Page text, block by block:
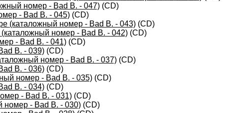
номер - Bad B. - 047) (CD)
- Bad B. - 045) (CD)
(каталожный номер - Bad B. - 043) (CD)
номер - Bad B. - 042) (CD)
- Bad B. - 041) (CD)
B. - 039) (CD)
номер - Bad B. - 037) (CD)
B. - 036) (CD)
номер - Bad B. - 035) (CD)
B. - 034) (CD)
- Bad B. - 031) (CD)
номер - Bad B. - 030) (CD)